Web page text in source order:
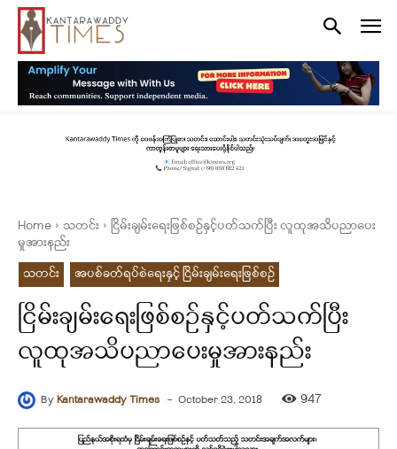
Home သတင်း
ငြိမ်းချမ်းရေးဖြစ်စဉ်နှင့်ပတ်သက်ပြီး လူထုအသိပညာပေး
မှုအားနည်း
သတင်း
အပစ်ခတ်ရပ်စဲရေးနှင့် ငြိမ်းချမ်းရေးဖြစ်စဉ်
ငြိမ်းချမ်းရေးဖြစ်စဉ်နှင့်ပတ်သက်ပြီး
လူထုအသိပညာပေးမှုအားနည်း
ByKantarawaddy Times - October 23, 2018 947